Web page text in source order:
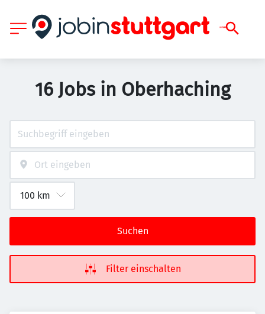
16 Jobs in Oberhaching
Suchen
Filter einschalten